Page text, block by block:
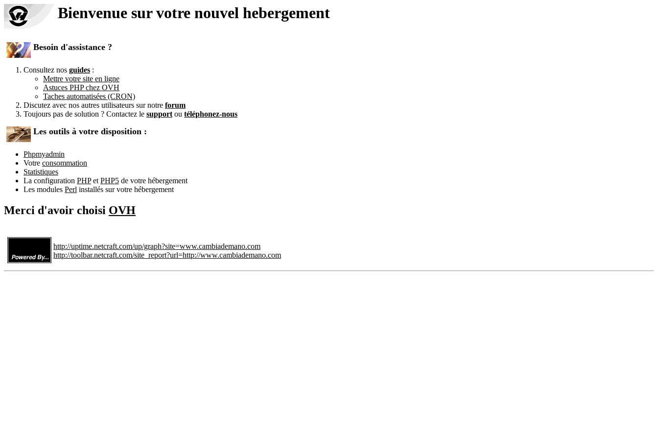
Bienvenue sur votre nouvel hebergement
Besoin d'assistance ?
Consultez nos guides :
Mettre votre site en ligne
Astuces PHP chez OVH
Taches automatisées (CRON)
Discutez avec nos autres utilisateurs sur notre forum
Toujours pas de solution ? Contactez le support ou téléphonez-nous
Les outils à votre disposition :
Phpmyadmin
Votre consommation
Statistiques
La configuration PHPet PHP5 de votre hébergement
Les modules Perl installés sur votre hébergement
Merci d'avoir choisi OVH
http://uptime.netcraft.com/up/graph?site=www.cambiademano.com
http://toolbar.netcraft.com/site_report?url=http://www.cambiademano.com